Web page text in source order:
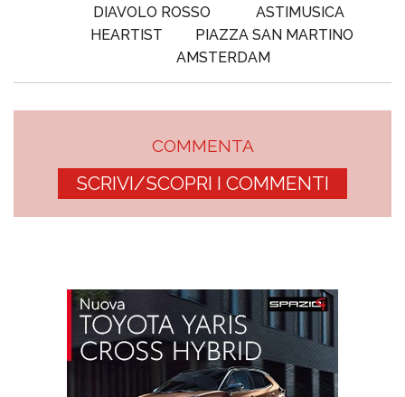
DIAVOLO ROSSO
ASTIMUSICA
HEARTIST
PIAZZA SAN MARTINO
AMSTERDAM
COMMENTA
SCRIVI/SCOPRI I COMMENTI